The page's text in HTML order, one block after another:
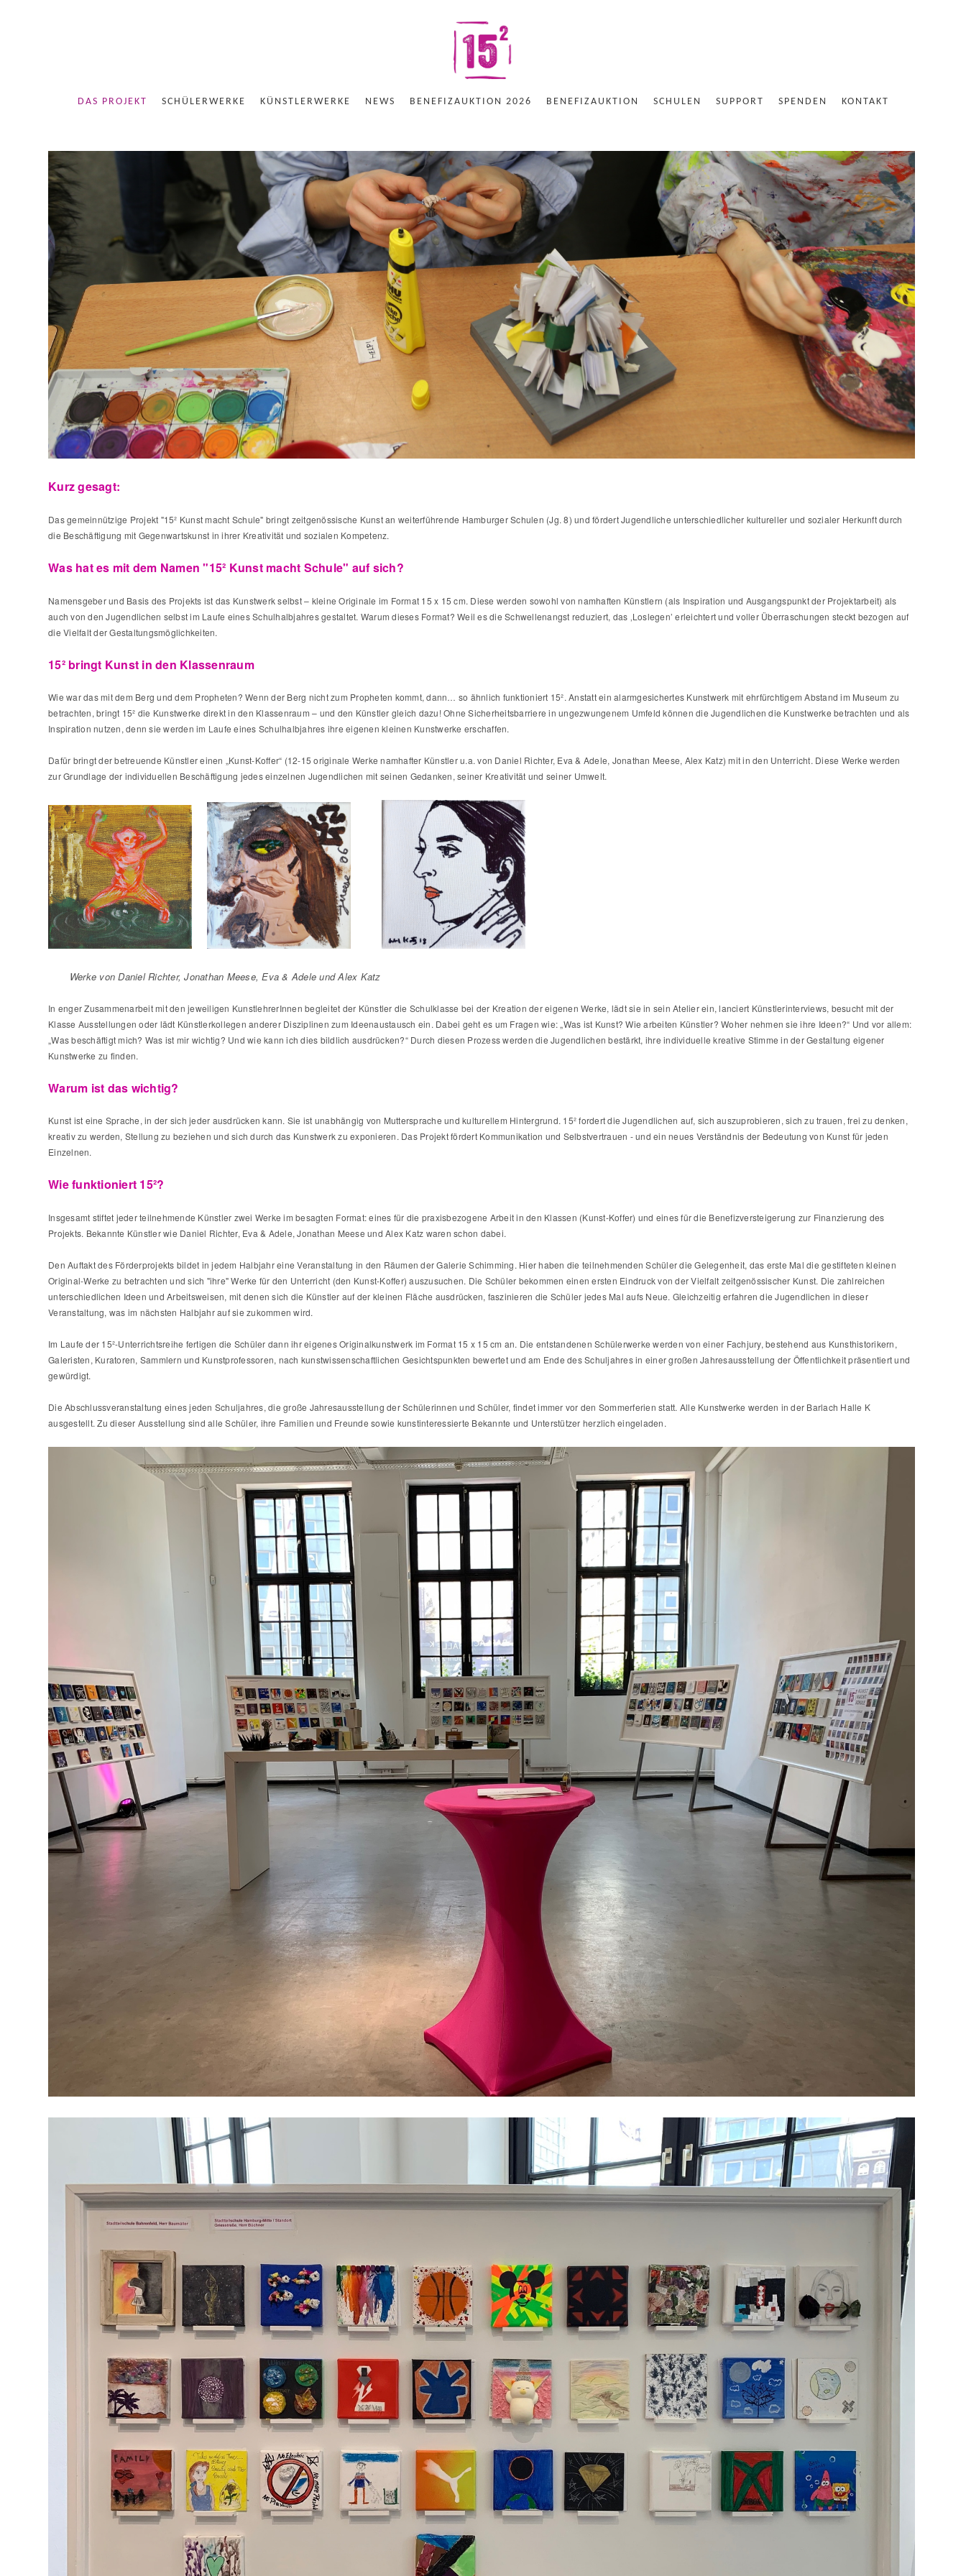
DAS PROJEKT SCHÜLERWERKE KÜNSTLERWERKE NEWS BENEFIZAUKTION 2026 BENEFIZAUKTION SCHULEN SUPPORT SPENDEN KONTAKT
Kurz gesagt:
Das gemeinnützige Projekt "15² Kunst macht Schule" bringt zeitgenössische Kunst an weiterführende Hamburger Schulen (Jg. 8) und fördert Jugendliche unterschiedlicher kultureller und sozialer Herkunft durch
die Beschäftigung mit Gegenwartskunst in ihrer Kreativität und sozialen Kompetenz.
Was hat es mit dem Namen "15² Kunst macht Schule" auf sich?
Namensgeber und Basis des Projekts ist das Kunstwerk selbst – kleine Originale im Format 15 x 15 cm. Diese werden sowohl von namhaften Künstlern (als Inspiration und Ausgangspunkt der Projektarbeit) als
auch von den Jugendlichen selbst im Laufe eines Schulhalbjahres gestaltet. Warum dieses Format? Weil es die Schwellenangst reduziert, das ‚Loslegen’ erleichtert und voller Überraschungen steckt bezogen auf
die Vielfalt der Gestaltungsmöglichkeiten.
15² bringt Kunst in den Klassenraum
Wie war das mit dem Berg und dem Propheten? Wenn der Berg nicht zum Propheten kommt, dann… so ähnlich funktioniert 15². Anstatt ein alarmgesichertes Kunstwerk mit ehrfürchtigem Abstand im Museum zu
betrachten, bringt 15² die Kunstwerke direkt in den Klassenraum – und den Künstler gleich dazu! Ohne Sicherheitsbarriere in ungezwungenem Umfeld können die Jugendlichen die Kunstwerke betrachten und als
Inspiration nutzen, denn sie werden im Laufe eines Schulhalbjahres ihre eigenen kleinen Kunstwerke erschaffen.
Dafür bringt der betreuende Künstler einen „Kunst-Koffer“ (12-15 originale Werke namhafter Künstler u.a. von Daniel Richter, Eva & Adele, Jonathan Meese, Alex Katz) mit in den Unterricht. Diese Werke werden
zur Grundlage der individuellen Beschäftigung jedes einzelnen Jugendlichen mit seinen Gedanken, seiner Kreativität und seiner Umwelt.
Werke von Daniel Richter, Jonathan Meese, Eva & Adele und Alex Katz
In enger Zusammenarbeit mit den jeweiligen KunstlehrerInnen begleitet der Künstler die Schulklasse bei der Kreation der eigenen Werke, lädt sie in sein Atelier ein, lanciert Künstlerinterviews, besucht mit der
Klasse Ausstellungen oder lädt Künstlerkollegen anderer Disziplinen zum Ideenaustausch ein. Dabei geht es um Fragen wie: „Was ist Kunst? Wie arbeiten Künstler? Woher nehmen sie ihre Ideen?“ Und vor allem:
„Was beschäftigt mich? Was ist mir wichtig? Und wie kann ich dies bildlich ausdrücken?“ Durch diesen Prozess werden die Jugendlichen bestärkt, ihre individuelle kreative Stimme in der Gestaltung eigener
Kunstwerke zu finden.
Warum ist das wichtig?
Kunst ist eine Sprache, in der sich jeder ausdrücken kann. Sie ist unabhängig von Muttersprache und kulturellem Hintergrund. 15² fordert die Jugendlichen auf, sich auszuprobieren, sich zu trauen, frei zu denken,
kreativ zu werden, Stellung zu beziehen und sich durch das Kunstwerk zu exponieren. Das Projekt fördert Kommunikation und Selbstvertrauen - und ein neues Verständnis der Bedeutung von Kunst für jeden
Einzelnen.
Wie funktioniert 15²?
Insgesamt stiftet jeder teilnehmende Künstler zwei Werke im besagten Format: eines für die praxisbezogene Arbeit in den Klassen (Kunst-Koffer) und eines für die Benefizversteigerung zur Finanzierung des
Projekts. Bekannte Künstler wie Daniel Richter, Eva & Adele, Jonathan Meese und Alex Katz waren schon dabei.
Den Auftakt des Förderprojekts bildet in jedem Halbjahr eine Veranstaltung in den Räumen der Galerie Schimming. Hier haben die teilnehmenden Schüler die Gelegenheit, das erste Mal die gestifteten kleinen
Original-Werke zu betrachten und sich "ihre" Werke für den Unterricht (den Kunst-Koffer) auszusuchen. Die Schüler bekommen einen ersten Eindruck von der Vielfalt zeitgenössischer Kunst. Die zahlreichen
unterschiedlichen Ideen und Arbeitsweisen, mit denen sich die Künstler auf der kleinen Fläche ausdrücken, faszinieren die Schüler jedes Mal aufs Neue. Gleichzeitig erfahren die Jugendlichen in dieser
Veranstaltung, was im nächsten Halbjahr auf sie zukommen wird.
Im Laufe der 15²-Unterrichtsreihe fertigen die Schüler dann ihr eigenes Originalkunstwerk im Format 15 x 15 cm an. Die entstandenen Schülerwerke werden von einer Fachjury, bestehend aus Kunsthistorikern,
Galeristen, Kuratoren, Sammlern und Kunstprofessoren, nach kunstwissenschaftlichen Gesichtspunkten bewertet und am Ende des Schuljahres in einer großen Jahresausstellung der Öffentlichkeit präsentiert und
gewürdigt.
Die Abschlussveranstaltung eines jeden Schuljahres, die große Jahresausstellung der Schülerinnen und Schüler, findet immer vor den Sommerferien statt. Alle Kunstwerke werden in der Barlach Halle K
ausgestellt. Zu dieser Ausstellung sind alle Schüler, ihre Familien und Freunde sowie kunstinteressierte Bekannte und Unterstützer herzlich eingeladen.